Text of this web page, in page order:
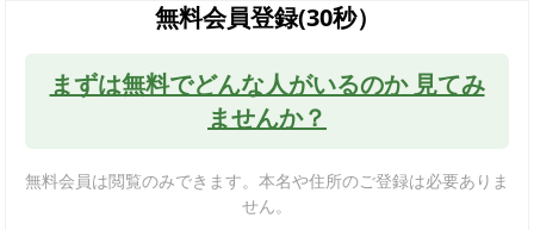
無料会員登録(30秒）
まずは無料でどんな人がいるのか 見てみ
ませんか？
無料会員は閲覧のみできます。本名や住所のご登録は必要ありま
せん。